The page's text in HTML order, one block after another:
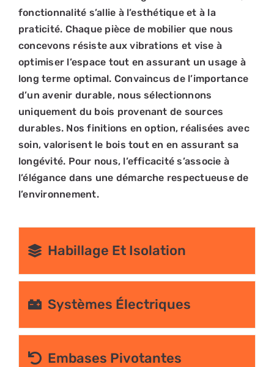
fonctionnalité s’allie à l’esthétique et à la
praticité. Chaque pièce de mobilier que nous
concevons résiste aux vibrations et vise à
optimiser l’espace tout en assurant un usage à
long terme optimal. Convaincus de l’importance
d’un avenir durable, nous sélectionnons
uniquement du bois provenant de sources
durables. Nos finitions en option, réalisées avec
soin, valorisent le bois tout en en assurant sa
longévité. Pour nous, l’efficacité s’associe à
l’élégance dans une démarche respectueuse de
l’environnement.
Habillage Et Isolation
Systèmes Électriques
Embases Pivotantes